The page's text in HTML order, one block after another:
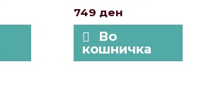
749 ден
Во
кошничка